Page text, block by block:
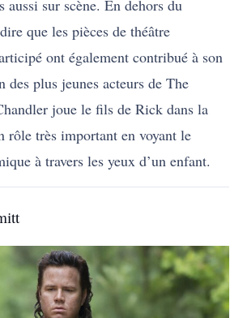
aussi sur scène. En dehors du
que les pièces de théâtre
ont également contribué à son
des plus jeunes acteurs de The
joue le fils de Rick dans la
rôle très important en voyant le
à travers les yeux d’un enfant.